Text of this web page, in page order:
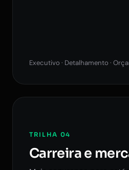
Executivo · Detalhamento ·
TRILHA 04
Carreira e